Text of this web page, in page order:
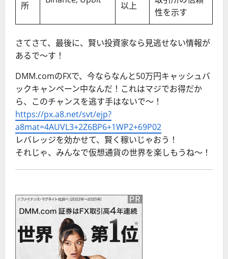
所 以上
性を示す
さてさて、最後に、賢い投資家なら見逃せない情報が
あるで〜す！
DMM.comのFXで、今ならなんと50万円キャッシュバ
ックキャンペーン中なんだ！これはマジでお得だか
ら、このチャンスを逃す手はないで〜！
https://px.a8.net/svt/ejp?
a8mat=4AUVL3+2Z6BP6+1WP2+69P02
レバレッジを効かせて、賢く稼いじゃおう！
それじゃ、みんなで仮想通貨の世界を楽しもうね〜！